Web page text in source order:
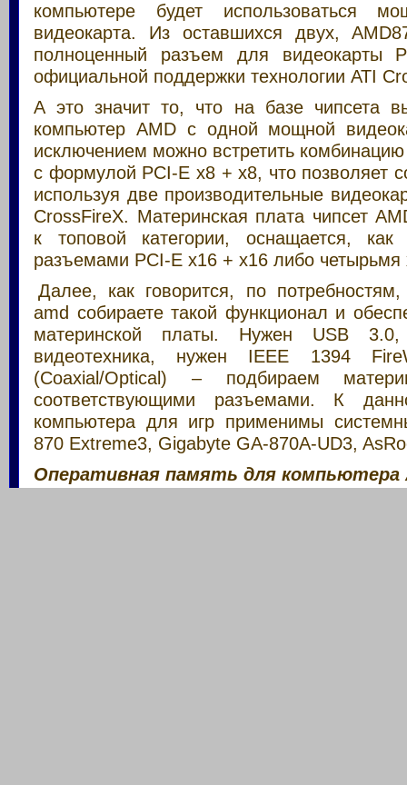
компьютере будет использоваться
видеокарта. Из оставшихся двух,
полноценный разъем для видеокарты
официальной поддержки технологии ATI
А это значит то, что на базе чипсета
компьютер AMD с одной мощной
исключением можно встретить
с формулой PCI-E x8 + x8, что позволяет
используя две производительные
CrossFireX. Материнская плата чипсет
к топовой категории, оснащается,
разъемами PCI-E x16 + x16 либо четырьмя
Далее, как говорится, по
amd собираете такой функционал и
материнской платы. Нужен USB
видеотехника, нужен IEEE 1394
(Coaxial/Optical) – подбираем
соответствующими разъемами. К
компьютера для игр применимы
870 Extreme3, Gigabyte GA-870A-UD3,
Оперативная память для компьютера